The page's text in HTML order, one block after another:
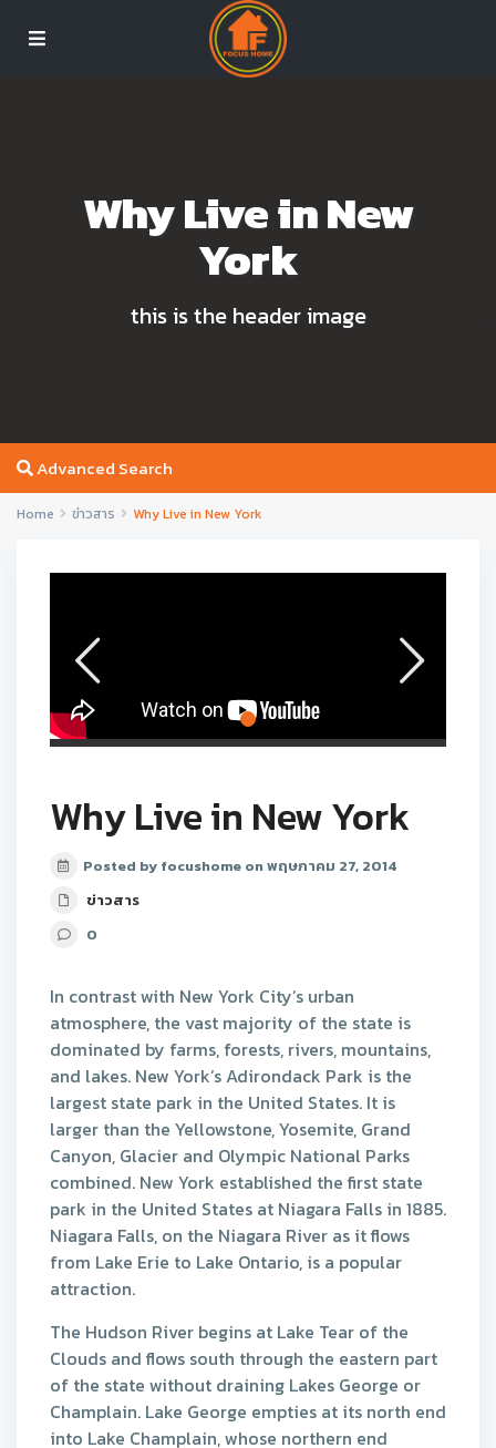
Why Live in New
York
this is the header image
Advanced Search
Home ข่าวสาร Why Live in New York
Why Live in New York
Posted by focushome on พฤษภาคม 27, 2014
ข่าวสาร
0
In contrast with New York City’s urban
atmosphere, the vast majority of the state is
dominated by farms, forests, rivers, mountains,
and lakes. New York’s Adirondack Park is the
largest state park in the United States. It is
larger than the Yellowstone, Yosemite, Grand
Canyon, Glacier and Olympic National Parks
combined. New York established the first state
park in the United States at Niagara Falls in 1885.
Niagara Falls, on the Niagara River as it flows
from Lake Erie to Lake Ontario, is a popular
attraction.
The Hudson River begins at Lake Tear of the
Clouds and flows south through the eastern part
of the state without draining Lakes George or
Champlain. Lake George empties at its north end
into Lake Champlain, whose northern end